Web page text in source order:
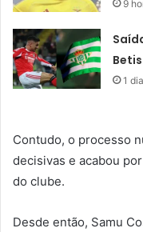
9
1
Contudo, o processo
decisivas e acabou
do clube.
Desde então, Samu